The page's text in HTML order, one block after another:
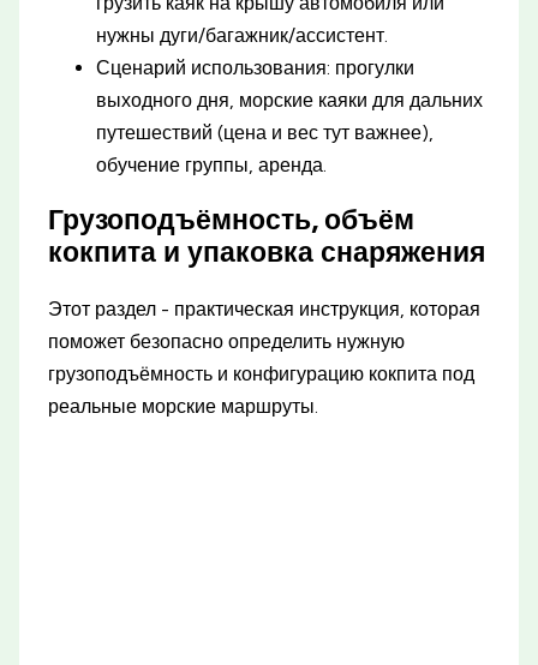
нужны дуги/багажник/ассистент.
Сценарий использования: прогулки
выходного дня, морские каяки для дальних
путешествий (цена и вес тут важнее),
обучение группы, аренда.
Грузоподъёмность, объём
кокпита и упаковка снаряжения
Этот раздел - практическая инструкция, которая
поможет безопасно определить нужную
грузоподъёмность и конфигурацию кокпита под
реальные морские маршруты.